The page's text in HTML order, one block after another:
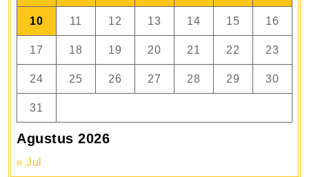
Agustus 2026
10 11 12 13 14 15 16
17 18 19 20 21 22 23
24 25 26 27 28 29 30
31
« Jul